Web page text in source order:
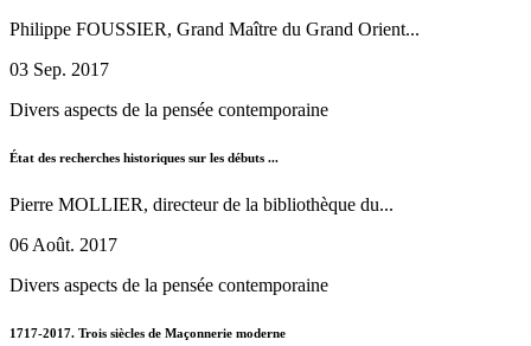
Philippe FOUSSIER, Grand Maître du Grand Orient...
03 Sep. 2017
Divers aspects de la pensée contemporaine
État des recherches historiques sur les débuts ...
Pierre MOLLIER, directeur de la bibliothèque du...
06 Août. 2017
Divers aspects de la pensée contemporaine
1717-2017. Trois siècles de Maçonnerie moderne